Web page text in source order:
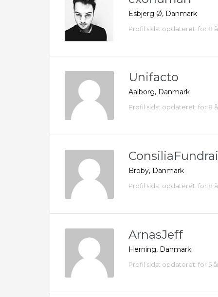
Esbjerg Ø, Danmark
Profil sidst opdateret: for 8
Unifacto
Aalborg, Danmark
Profil sidst opdateret: for 8
Broby, Danmark
Profil sidst opdateret: for 8
ArnasJeff
Herning, Danmark
Profil sidst opdateret: for 5